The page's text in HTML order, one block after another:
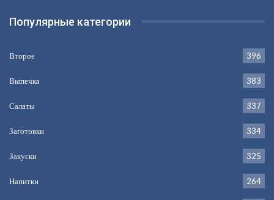
Популярные категории
Второе 396
Выпечка 383
Салаты 337
Заготовки 334
Закуски 325
Напитки 264